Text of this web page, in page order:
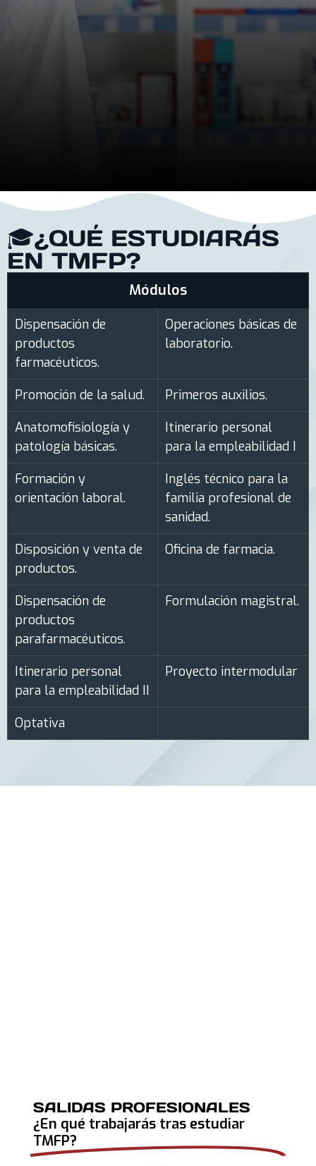
🎓¿QUÉ ESTUDIARÁS
EN TMFP?
Módulos
Dispensación de
productos
farmacéuticos.
Operaciones básicas de
laboratorio.
Promoción de la salud.
Primeros auxilios.
Anatomofisiología y
patología básicas.
Itinerario personal
para la empleabilidad I
Formación y
orientación laboral.
Inglés técnico para la
familia profesional de
sanidad.
Disposición y venta de
productos.
Oficina de farmacia.
Dispensación de
productos
parafarmacéuticos.
Formulación magistral.
Itinerario personal
para la empleabilidad II
Proyecto intermodular
Optativa
SALIDAS PROFESIONALES
¿En qué trabajarás tras estudiar
TMFP?